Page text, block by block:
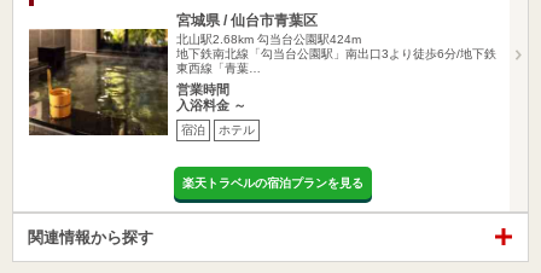
宮城県 / 仙台市青葉区
北山駅2.68km 勾当台公園駅424m
地下鉄南北線「勾当台公園駅」南出口3より徒歩6分/地下鉄
東西線「青葉…
営業時間
入浴料金 ～
宿泊 ホテル
楽天トラベルの宿泊プランを見る
関連情報から探す